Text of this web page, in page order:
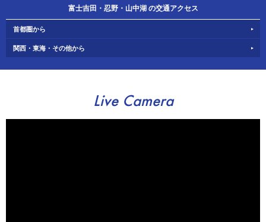
富士吉田・忍野・山中湖 の交通アクセス
首都圏から
関西・東海・その他から
Live Camera